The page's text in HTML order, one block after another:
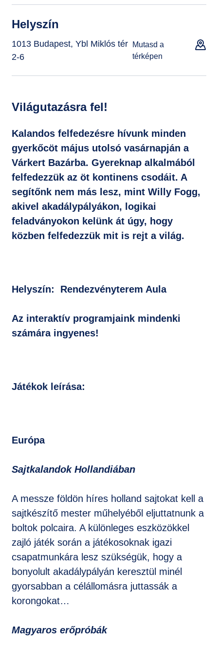
Helyszín
1013 Budapest, Ybl Miklós tér
2-6
Mutasd a
térképen
Világutazásra fel!
Kalandos felfedezésre hívunk minden
gyerkőcöt május utolsó vasárnapján a
Várkert Bazárba. Gyereknap alkalmából
felfedezzük az öt kontinens csodáit. A
segítőnk nem más lesz, mint Willy Fogg,
akivel akadálypályákon, logikai
feladványokon kelünk át úgy, hogy
közben felfedezzük mit is rejt a világ.
Helyszín: Rendezvényterem Aula
Az interaktív programjaink mindenki
számára ingyenes!
Játékok leírása:
Európa
Sajtkalandok Hollandiában
A messze földön híres holland sajtokat kell a
sajtkészítő mester műhelyéből eljuttatnunk a
boltok polcaira. A különleges eszközökkel
zajló játék során a játékosoknak igazi
csapatmunkára lesz szükségük, hogy a
bonyolult akadálypályán keresztül minél
gyorsabban a célállomásra juttassák a
korongokat…
Magyaros erőpróbák